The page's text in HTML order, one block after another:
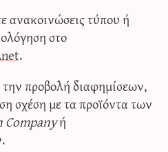
ανακοινώσεις τύπου ή
στο
.
προβολή διαφημίσεων,
σχέση με τα προϊόντα των
Companyή